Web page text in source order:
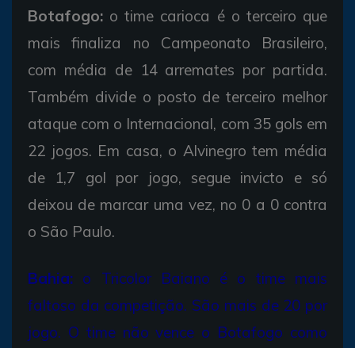
Botafogo: o time carioca é o terceiro que
mais finaliza no Campeonato Brasileiro,
com média de 14 arremates por partida.
Também divide o posto de terceiro melhor
ataque com o Internacional, com 35 gols em
22 jogos. Em casa, o Alvinegro tem média
de 1,7 gol por jogo, segue invicto e só
deixou de marcar uma vez, no 0 a 0 contra
o São Paulo.
Bahia: o Tricolor Baiano é o time mais
faltoso da competição. São mais de 20 por
jogo. O time não vence o Botafogo como